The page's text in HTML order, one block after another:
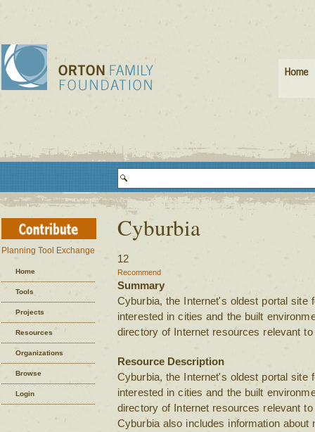
Planning Tool Exchange
Home
Tools
Projects
Resources
Organizations
Browse
Login
Cyburbia
12
Recommend
Summary
Cyburbia, the Internet's oldest portal site
interested in cities and the built
directory of Internet resources relevant
Resource Description
Cyburbia, the Internet's oldest portal site
interested in cities and the built
directory of Internet resources relevant
Cyburbia also includes information